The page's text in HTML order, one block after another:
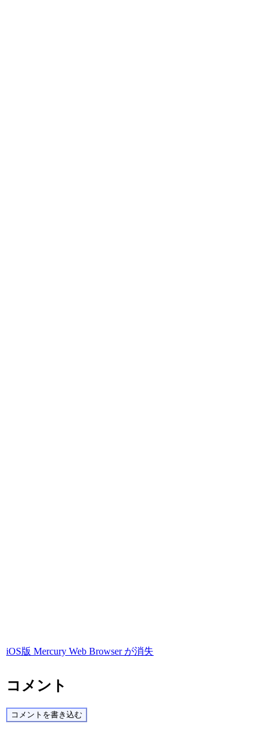
iOS版 Mercury Web Browser が消失
コメント
コメントを書き込む